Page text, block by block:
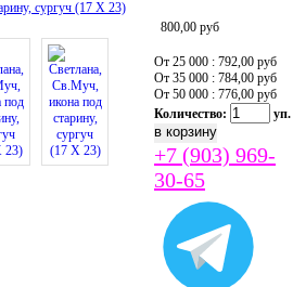
800,00 руб
От 25 000 : 792,00 руб
От 35 000 : 784,00 руб
От 50 000 : 776,00 руб
Количество:
уп.
+7 (903) 969-
30-65